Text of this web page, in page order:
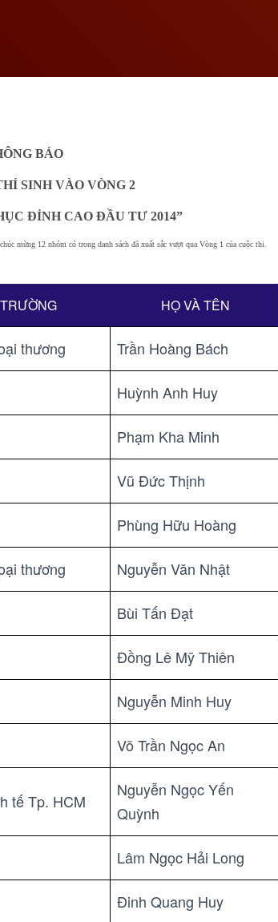
BÁO
SINH VÀO VÒNG 2
ĐỈNH CAO ĐẦU TƯ 2014”
mừng 12 nhóm có trong danh sách đã xuất sắc vượt qua Vòng 1 của cuộc thi.
TRƯỜNG HỌ VÀ TÊN
thương Trần Hoàng Bách
Huỳnh Anh Huy
Phạm Kha Minh
Vũ Đức Thịnh
Phùng Hữu Hoàng
thương Nguyễn Văn Nhật
Bùi Tấn Đạt
Đồng Lê Mỹ Thiên
Nguyễn Minh Huy
Võ Trần Ngọc An
tế Tp. HCM
Nguyễn Ngọc Yến
Quỳnh
Lâm Ngọc Hải Long
Đinh Quang Huy